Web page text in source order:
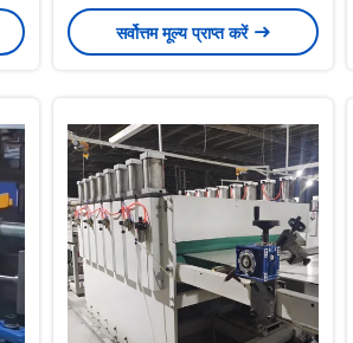
/WPC को एक्सट्रूज़न प्रोडक्शन लाइन
निर्माता
सर्वोत्तम मूल्य प्राप्त करें